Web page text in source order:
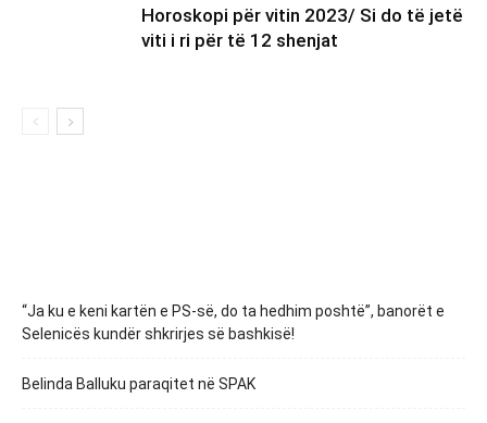
Horoskopi për vitin 2023/ Si do të jetë
viti i ri për të 12 shenjat
“Ja ku e keni kartën e PS-së, do ta hedhim poshtë”, banorët e
Selenicës kundër shkrirjes së bashkisë!
Belinda Balluku paraqitet në SPAK